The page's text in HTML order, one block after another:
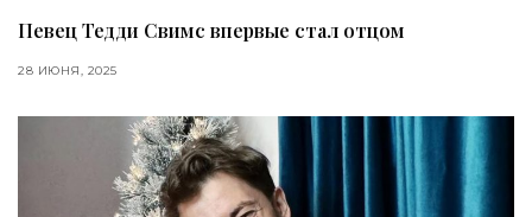
Певец Тедди Свимс впервые стал отцом
28 ИЮНЯ, 2025